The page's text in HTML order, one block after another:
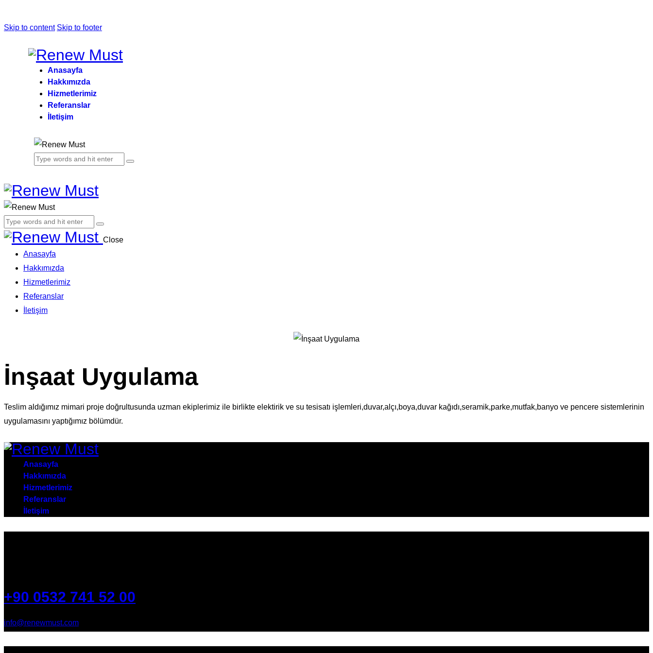
Skip to content Skip to footer
Anasayfa
Hakkımızda
Hizmetlerimiz
Referanslar
İletişim
Close
Anasayfa
Hakkımızda
Hizmetlerimiz
Referanslar
İletişim
İnşaat Uygulama
Teslim aldığımız mimari proje doğrultusunda uzman ekiplerimiz ile birlikte elektirik ve su tesisatı işlemleri,duvar,alçı,boya,duvar kağıdı,seramik,parke,mutfak,banyo ve pencere sistemlerinin
uygulamasını yaptığımız bölümdür.
Anasayfa
Hakkımızda
Hizmetlerimiz
Referanslar
İletişim
+90 0532 741 52 00
info@renewmust.com